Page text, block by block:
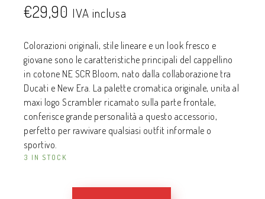
€29,90 IVA inclusa
Colorazioni originali, stile lineare e un look fresco e
giovane sono le caratteristiche principali del cappellino
in cotone NE SCR Bloom, nato dalla collaborazione tra
Ducati e New Era. La palette cromatica originale, unita al
maxi logo Scrambler ricamato sulla parte frontale,
conferisce grande personalità a questo accessorio,
perfetto per ravvivare qualsiasi outfit informale o
sportivo.
3 IN STOCK